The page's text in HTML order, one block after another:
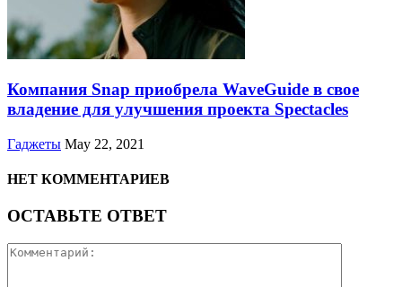
Компания Snap приобрела WaveGuide в свое
владение для улучшения проекта Spectacles
Гаджеты May 22, 2021
НЕТ КОММЕНТАРИЕВ
ОСТАВЬТЕ ОТВЕТ